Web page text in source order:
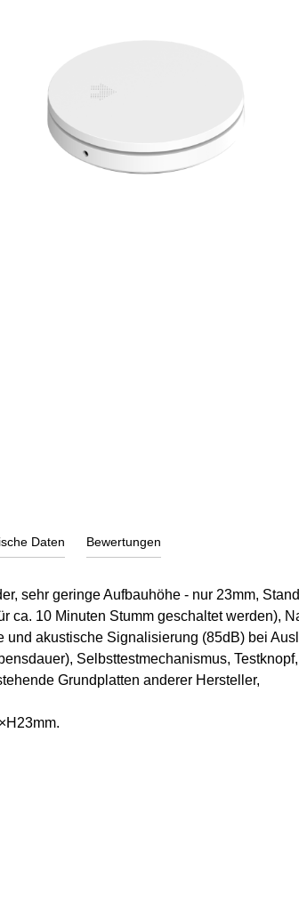
Daten Bewertungen
sehr geringe Aufbauhöhe - nur 23mm,
ca. 10 Minuten Stumm geschaltet werden),
und akustische Signalisierung (85dB) bei
Selbsttestmechanismus,
Grundplatten anderer Hersteller,